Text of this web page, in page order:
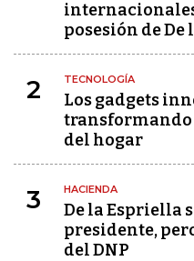
posesión de
2 TECNOLOGÍA
Los gadgets
transformando
del hogar
3 HACIENDA
De la Espriella
presidente,
del DNP